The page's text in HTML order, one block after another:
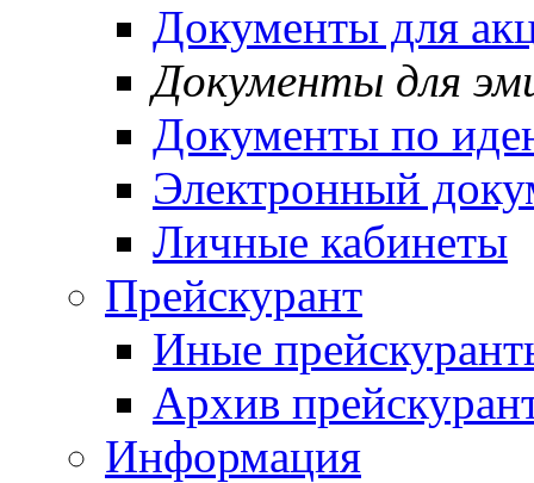
Документы для
Документы для
Документы по
Электронный
Личные кабинеты
Прейскурант
Иные
Архив
Информация